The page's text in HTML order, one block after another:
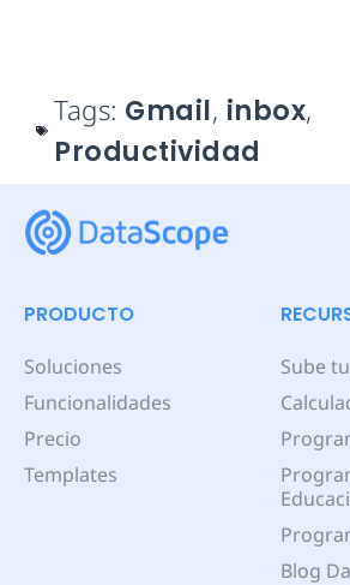
Tags: Gmail, inbox,
Productividad
PRODUCTO
Soluciones
Funcionalidades
Precio
Templates
Sube
Blog